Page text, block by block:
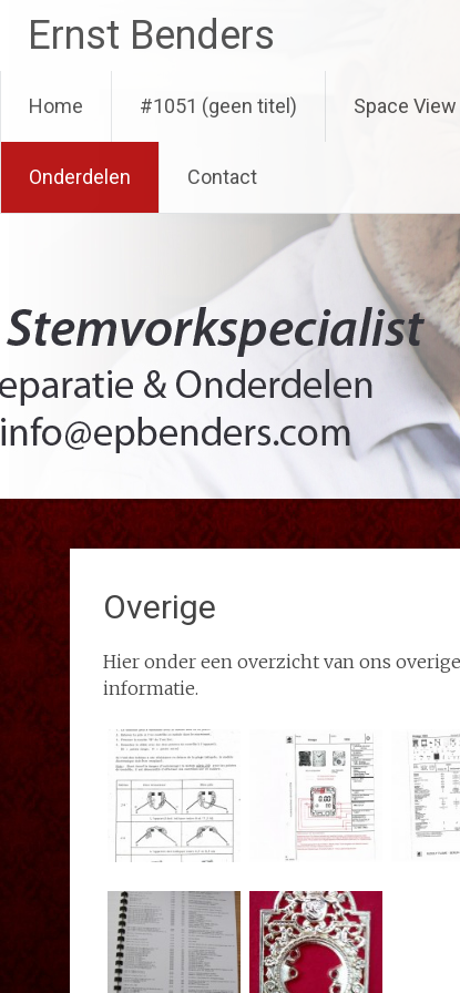
naar
de
Ernst Benders
Home #1051 (geen titel) Space View
Onderdelen Contact
Overige
Hier onder een overzicht van ons
informatie.